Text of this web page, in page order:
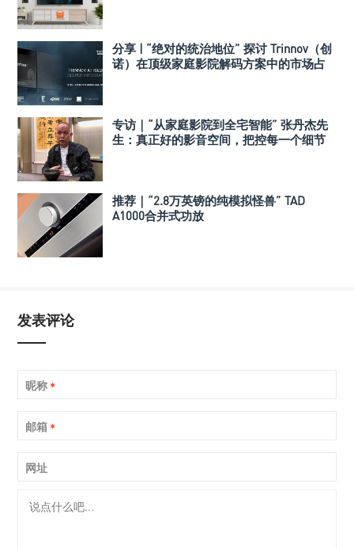
分享 | “绝对的统治地位” 探讨 Trinnov（创
诺）在顶级家庭影院解码方案中的市场占
专访｜“从家庭影院到全宅智能” 张丹杰先
生：真正好的影音空间，把控每一个细节
推荐｜“2.8万英镑的纯模拟怪兽” TAD
A1000合并式功放
发表评论
昵称 *
邮箱 *
网址